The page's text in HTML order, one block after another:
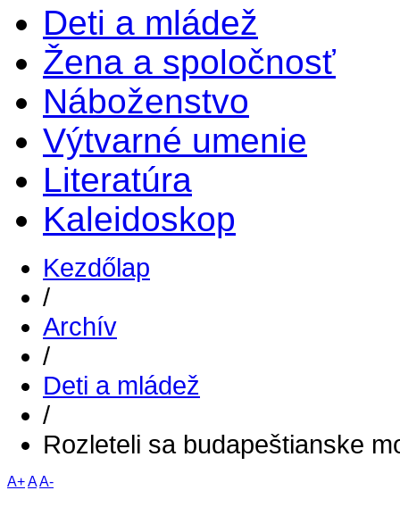
Deti a mládež
Žena a spoločnosť
Náboženstvo
Výtvarné umenie
Literatúra
Kaleidoskop
Kezdőlap
/
Archív
/
Deti a mládež
/
Rozleteli sa budapeštianske
A+AA-